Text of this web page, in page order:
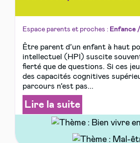
Espace parents et proches : Enfance
Être parent d’un enfant à haut
intellectuel (HPI) suscite
fierté que de questions. Si ces
des capacités cognitives
parcours n’est pas...
Lire la suite